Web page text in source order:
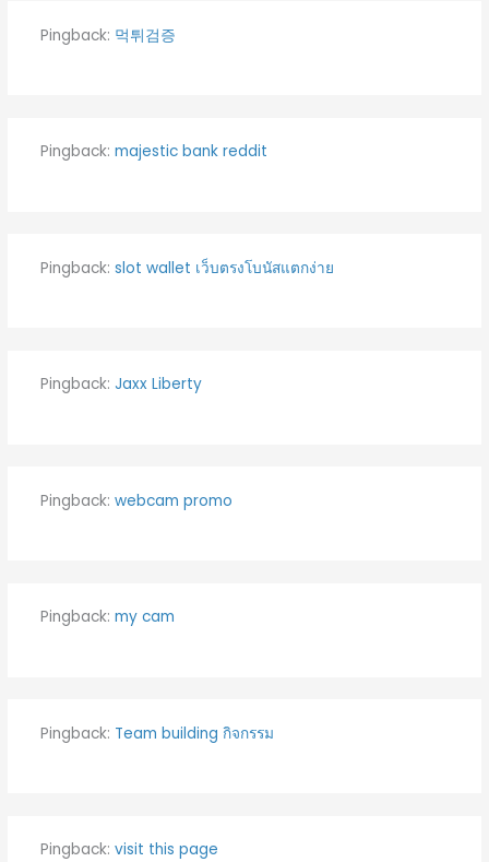
Pingback: 먹튀검증
Pingback: majestic bank reddit
Pingback: slot wallet เว็บตรงโบนัสแตกง่าย
Pingback: Jaxx Liberty
Pingback: webcam promo
Pingback: my cam
Pingback: Team building กิจกรรม
Pingback: visit this page